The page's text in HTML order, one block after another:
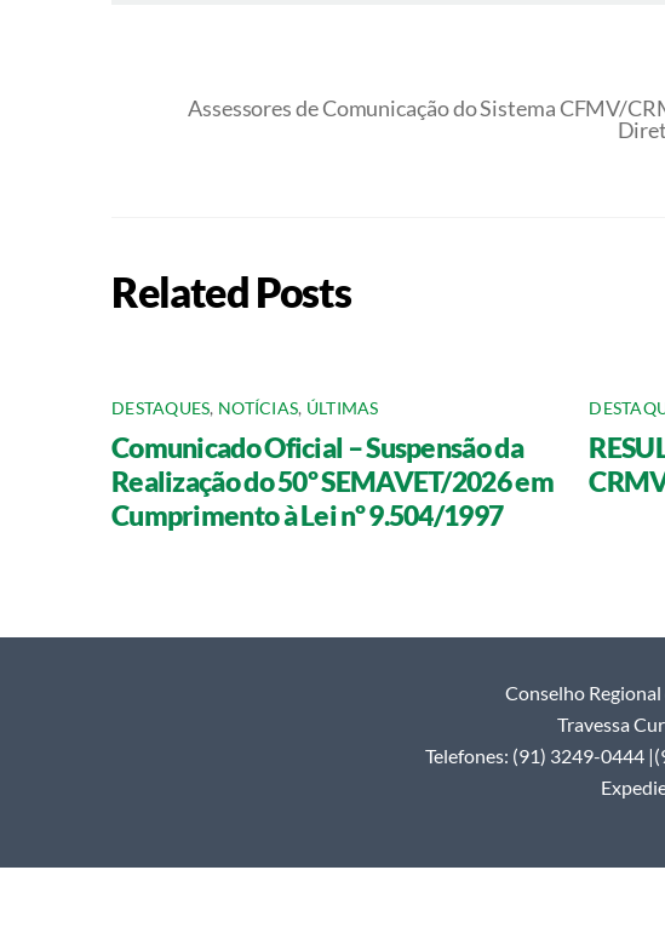
Assessores de Comunicação do Sistema CFMV/
Related Posts
DESTAQUES, NOTÍCIAS, ÚLTIMAS
Comunicado Oficial – Suspensão da
Realização do 50º SEMAVET/2026 em
Cumprimento à Lei nº 9.504/1997
Conselho
Travessa
Telefones: (91) 3249-0444